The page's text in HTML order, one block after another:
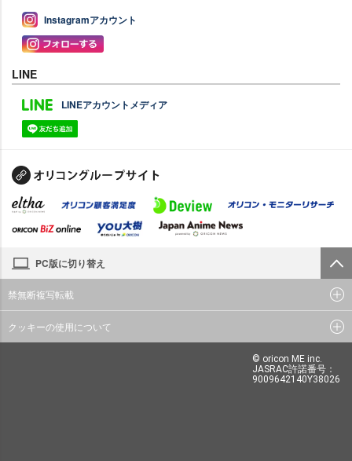
Instagramアカウント
LINE
LINEアカウントメディア
PC版に切り替え
禁無断複写転載
クッキーの使用について
© oricon ME inc.
JASRAC許諾番号：
9009642140Y38026